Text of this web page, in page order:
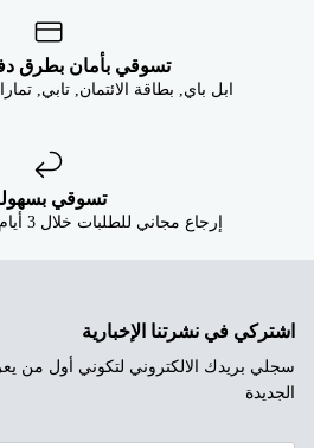
تسوقي بأمان بطرق
ابل باي, بطاقة الائتمان, تابي,
تسوقي
إرجاع مجاني للطلبات خلال 3 أيام من عملية الشراء
اشتركي في نشرتنا الإخبارية
سجلي بريدك الالكتروني لتكوني أول من
الجديدة